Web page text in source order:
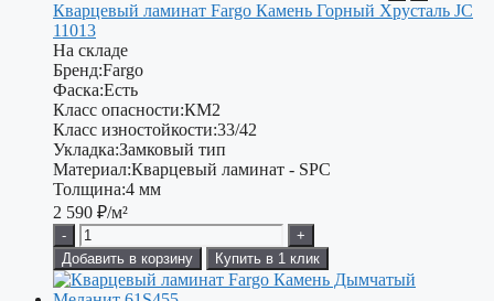
Кварцевый ламинат Fargo Камень Горный Хрусталь JC
11013
На складе
Бренд:Fargo
Фаска:Есть
Класс опасности:КМ2
Класс изностойкости:33/42
Укладка:Замковый тип
Материал:Кварцевый ламинат - SPC
Толщина:4 мм
2 590 ₽/м²
-
+
Добавить в корзину
Купить в 1 клик